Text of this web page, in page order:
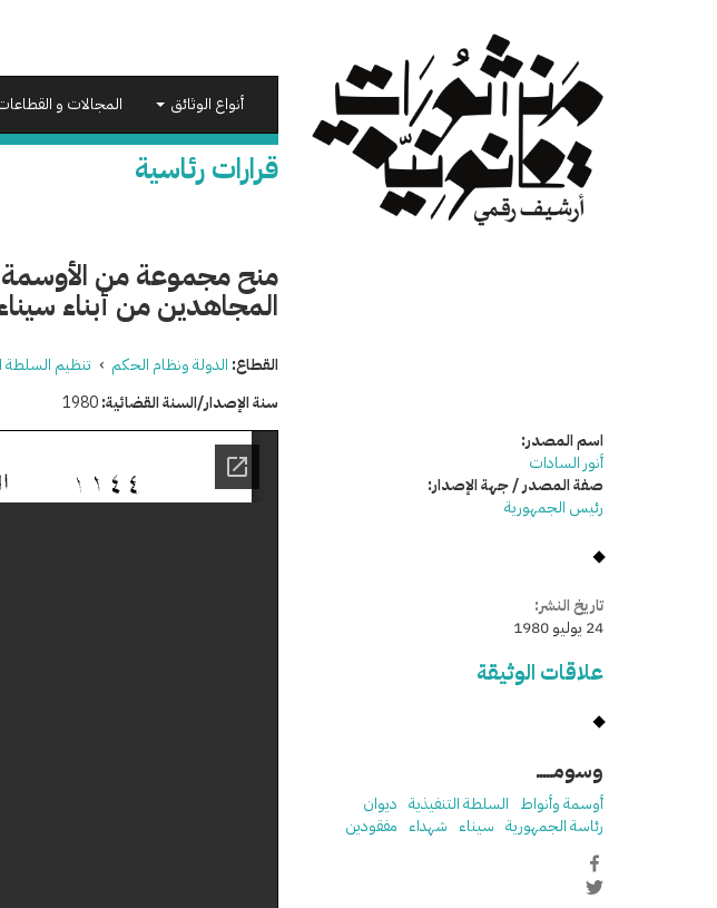
أنواع الوثائق المجالات و
قرارات رئاسية
منح مجموعة من الأوسمة
المجاهدين من أبناء
القطاع: الدولة ونظام الحكم › تنظيم السلطة
سنة الإصدار/السنة القضائية:1980
اسم المصدر:
أنور السادات
صفة المصدر / جهة الإصدار:
رئيس الجمهورية
تاريخ النشر:
24 يوليو 1980
علاقات الوثيقة
وسومـــــ
أوسمة وأنواط السلطة التنفيذية ديوان
رئاسة الجمهورية سيناء شهداء مفقودين